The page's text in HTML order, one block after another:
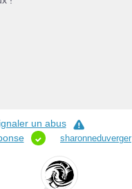
un abus
sharonneduverger